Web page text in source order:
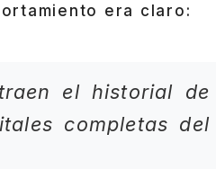
era claro:
el historial de
completas del